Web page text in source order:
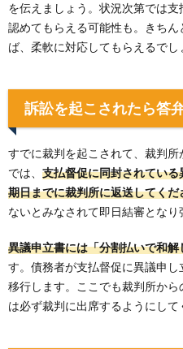
を伝えましょう。状況次第では
認めてもらえる可能性も。きち
ば、柔軟に対応してもらえるでし
訴訟を起こされたら答
すでに裁判を起こされて、裁判
では、 支払督促に同封されてい
期日までに裁判所に返送してくだ
ないとみなされて即日結審となり
異議申立書には「分割払いで和
す。債務者が支払督促に異議申
移行します。ここでも裁判所か
は必ず裁判に出席するようにして